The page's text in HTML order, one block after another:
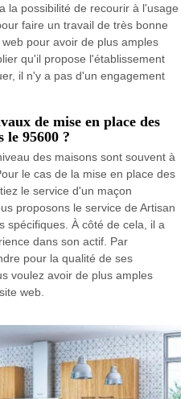
la possibilité de recourir à l'usage
faire un travail de très bonne
pour avoir de plus amples
qu'il propose l'établissement
il n'y a pas d'un engagement
de mise en place des
le 95600 ?
des maisons sont souvent à
le cas de la mise en place des
le service d'un maçon
proposons le service de Artisan
spécifiques. À côté de cela, il a
dans son actif. Par
pour la qualité de ses
voulez avoir de plus amples
web.